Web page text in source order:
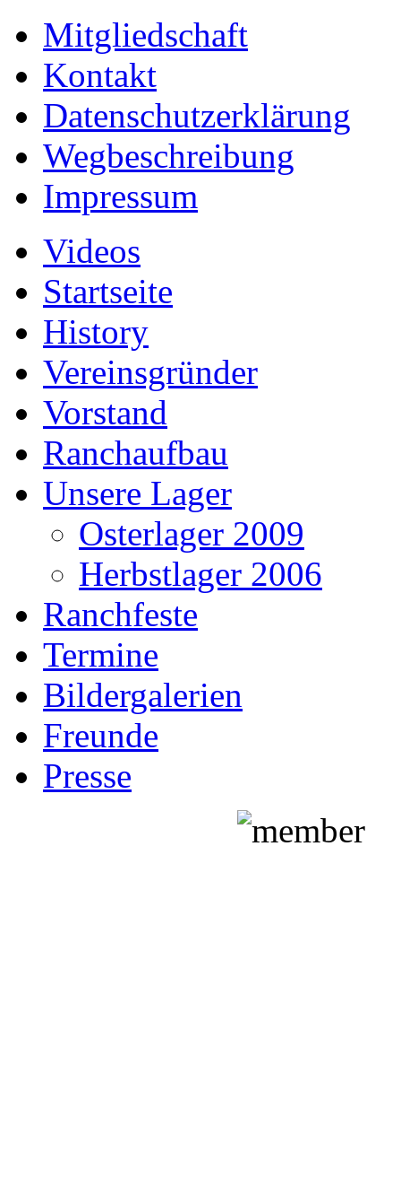
Mitgliedschaft
Kontakt
Datenschutzerklärung
Wegbeschreibung
Impressum
Videos
Startseite
History
Vereinsgründer
Vorstand
Ranchaufbau
Unsere Lager
Osterlager 2009
Herbstlager 2006
Ranchfeste
Termine
Bildergalerien
Freunde
Presse